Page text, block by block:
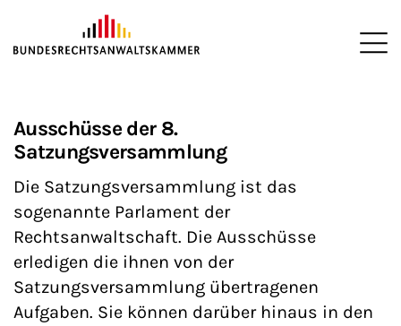
ZUM HAUPTINHALT SPRINGEN
Ausschüsse der 8.
Satzungsversammlung
Die Satzungsversammlung ist das
sogenannte Parlament der
Rechtsanwaltschaft. Die Ausschüsse
erledigen die ihnen von der
Satzungsversammlung übertragenen
Aufgaben. Sie können darüber hinaus in den